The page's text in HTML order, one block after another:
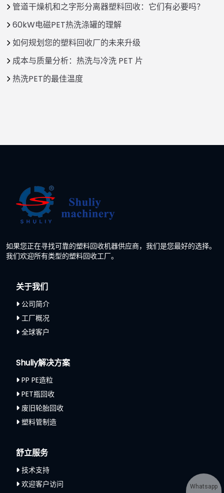
管道干燥机和之字形分离器塑料回收：它们有必要吗？
60kW电磁PET热洗涤罐的理解
如何规划您的塑料回收厂的未来升级
成本与质量分析：热洗与冷洗 PET 片
热洗PET的最佳温度
如果您正在寻找可靠的塑料回收机器供应商，我们是您最好的选择。
我们欢迎所有类型的塑料回收工厂。
关于我们
公司简介
工厂概况
全球客户
Shuliy解决方案
PP PE造粒
PET瓶回收
废旧轮胎回收
塑料管制造
舒立服务
技术支持
欢迎客户访问
Whatsapp